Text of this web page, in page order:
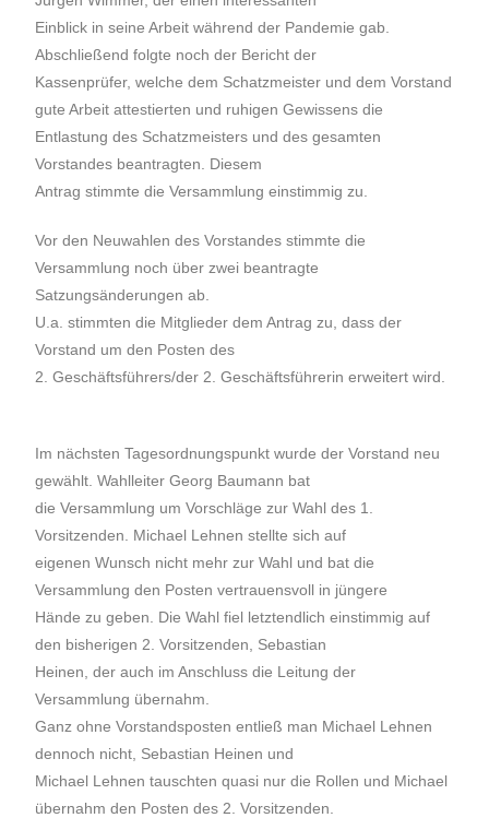
Einblick in seine Arbeit während der Pandemie gab.
Abschließend folgte noch der Bericht der
Kassenprüfer, welche dem Schatzmeister und dem Vorstand
gute Arbeit attestierten und ruhigen Gewissens die
Entlastung des Schatzmeisters und des gesamten
Vorstandes beantragten. Diesem
Antrag stimmte die Versammlung einstimmig zu.
Vor den Neuwahlen des Vorstandes stimmte die
Versammlung noch über zwei beantragte
Satzungsänderungen ab.
U.a. stimmten die Mitglieder dem Antrag zu, dass der
Vorstand um den Posten des
2. Geschäftsführers/der 2. Geschäftsführerin erweitert wird.
Im nächsten Tagesordnungspunkt wurde der Vorstand neu
gewählt. Wahlleiter Georg Baumann bat
die Versammlung um Vorschläge zur Wahl des 1.
Vorsitzenden. Michael Lehnen stellte sich auf
eigenen Wunsch nicht mehr zur Wahl und bat die
Versammlung den Posten vertrauensvoll in jüngere
Hände zu geben. Die Wahl fiel letztendlich einstimmig auf
den bisherigen 2. Vorsitzenden, Sebastian
Heinen, der auch im Anschluss die Leitung der
Versammlung übernahm.
Ganz ohne Vorstandsposten entließ man Michael Lehnen
dennoch nicht, Sebastian Heinen und
Michael Lehnen tauschten quasi nur die Rollen und Michael
übernahm den Posten des 2. Vorsitzenden.